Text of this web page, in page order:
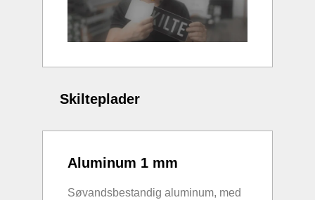
Skilteplader
Aluminum 1 mm
Søvandsbestandig aluminum, med